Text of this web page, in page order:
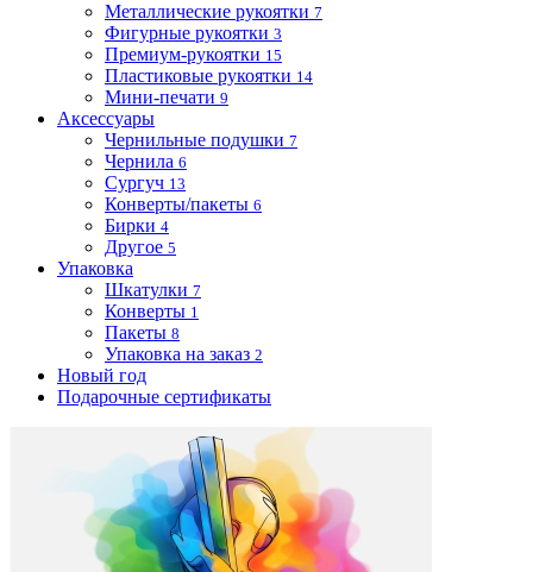
Металлические рукоятки 7
Фигурные рукоятки 3
Премиум-рукоятки 15
Пластиковые рукоятки 14
Мини-печати 9
Аксессуары
Чернильные подушки 7
Чернила 6
Сургуч 13
Конверты/пакеты 6
Бирки 4
Другое 5
Упаковка
Шкатулки 7
Конверты 1
Пакеты 8
Упаковка на заказ 2
Новый год
Подарочные сертификаты